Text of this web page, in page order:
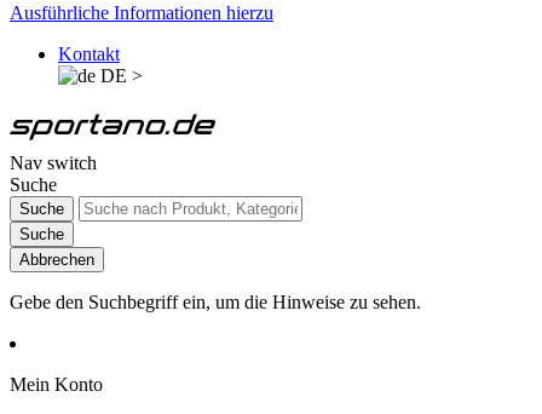
Ausführliche Informationen hierzu
Kontakt
DE >
Nav switch
Suche
Suche
Suche
Abbrechen
Gebe den Suchbegriff ein, um die Hinweise zu sehen.
Mein Konto